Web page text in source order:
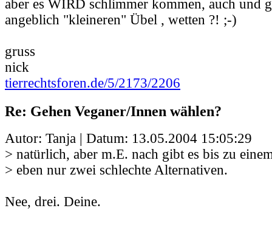
aber es WIRD schlimmer kommen, auch und
angeblich "kleineren" Übel , wetten ?! ;-)
gruss
nick
tierrechtsforen.de/5/2173/2206
Re: Gehen Veganer/Innen wählen?
Autor: Tanja | Datum: 13.05.2004 15:05:29
> natürlich, aber m.E. nach gibt es bis zu
> eben nur zwei schlechte Alternativen.
Nee, drei. Deine.